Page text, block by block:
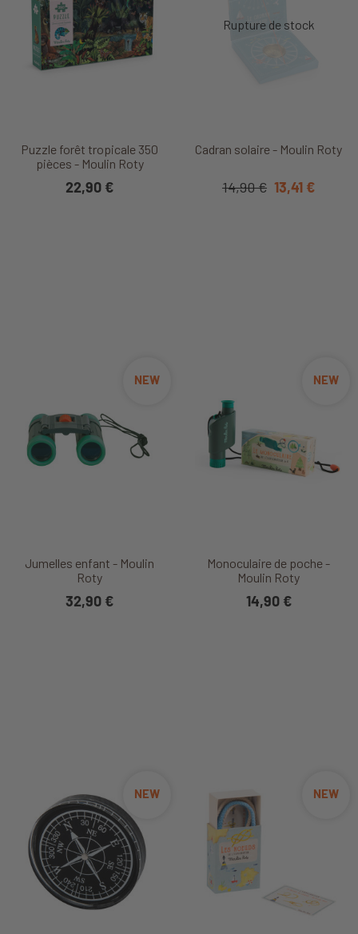
Puzzle forêt tropicale 350
pièces - Moulin Roty
22,90 €
Cadran solaire - Moulin Roty
14,90 € 13,41 €
Jumelles enfant - Moulin
Roty
NEW
32,90 €
Monoculaire de poche -
Moulin Roty
NEW
14,90 €
NEW NEW